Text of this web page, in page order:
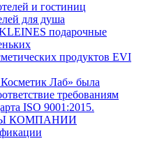
и гостиниц
для душа
подарочные
продуктов EVI
Лаб» была
требованиям
ISO 9001:2015.
КОМПАНИИ